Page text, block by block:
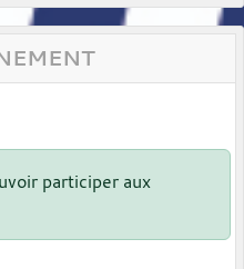
participer aux